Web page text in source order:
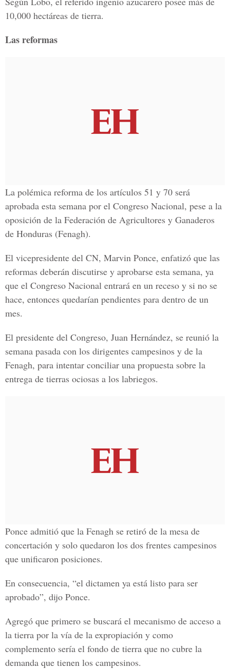
10,000 hectáreas de tierra.
Las reformas
La polémica reforma de los artículos 51 y 70 será
aprobada esta semana por el Congreso Nacional, pese a la
oposición de la Federación de Agricultores y Ganaderos
de Honduras (Fenagh).
El vicepresidente del CN, Marvin Ponce, enfatizó que las
reformas deberán discutirse y aprobarse esta semana, ya
que el Congreso Nacional entrará en un receso y si no se
hace, entonces quedarían pendientes para dentro de un
mes.
El presidente del Congreso, Juan Hernández, se reunió la
semana pasada con los dirigentes campesinos y de la
Fenagh, para intentar conciliar una propuesta sobre la
entrega de tierras ociosas a los labriegos.
Ponce admitió que la Fenagh se retiró de la mesa de
concertación y solo quedaron los dos frentes campesinos
que unificaron posiciones.
En consecuencia, “el dictamen ya está listo para ser
aprobado”, dijo Ponce.
Agregó que primero se buscará el mecanismo de acceso a
la tierra por la vía de la expropiación y como
complemento sería el fondo de tierra que no cubre la
demanda que tienen los campesinos.